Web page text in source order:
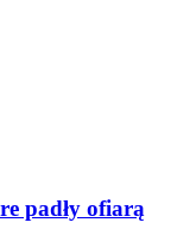
padły ofiarą